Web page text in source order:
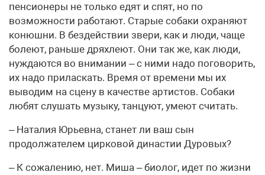
пенсионеры не только едят и спят, но по
возможности работают. Старые собаки охраняют
конюшни. В бездействии звери, как и люди, чаще
болеют, раньше дряхлеют. Они так же, как люди,
нуждаются во внимании – с ними надо поговорить,
их надо приласкать. Время от времени мы их
выводим на сцену в качестве артистов. Собаки
любят слушать музыку, танцуют, умеют считать.
– Наталия Юрьевна, станет ли ваш сын
продолжателем цирковой династии Дуровых?
– К сожалению, нет. Миша – биолог, идет по жизни